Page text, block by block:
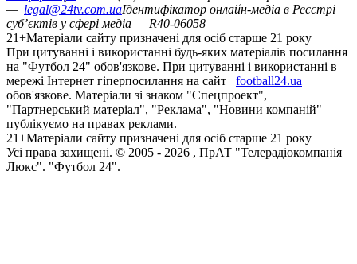
— legal@24tv.com.uaІдентифікатор онлайн-медіа в Реєстрі
суб’єктів у сфері медіа — R40-06058
21+Матеріали сайту призначені для осіб старше 21 року
При цитуванні і використанні будь-яких матеріалів посилання
на "Футбол 24" обов'язкове. При цитуванні і використанні в
мережі Інтернет гіперпосилання на сайт
football24.ua
обов'язкове. Матеріали зі знаком "Спецпроект",
"Партнерський матеріал", "Реклама", "Новини компаній"
публікуємо на правах реклами.
21+Матеріали сайту призначені для осіб старше 21 року
Усi права захищенi. © 2005 - 2026 , ПрАТ "Телерадіокомпанія
Люкс". "Футбол 24".